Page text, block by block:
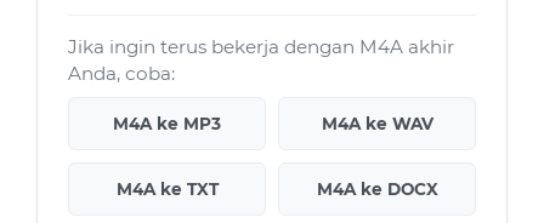
Jika ingin terus bekerja dengan M4A akhir
Anda, coba:
M4A ke MP3 M4A ke WAV
M4A ke TXT M4A ke DOCX